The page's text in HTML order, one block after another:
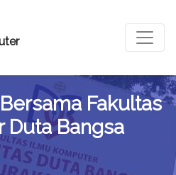
Fakultas
Duta Bangsa